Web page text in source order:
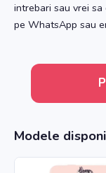
intrebari sau vrei
pe WhatsApp sau
Modele